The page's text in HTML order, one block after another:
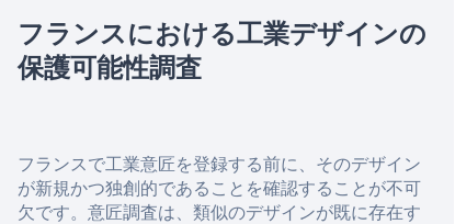
フランスにおける工業デザインの
保護可能性調査
フランスで工業意匠を登録する前に、そのデザイン
が新規かつ独創的であることを確認することが不可
欠です。意匠調査は、類似のデザインが既に存在す